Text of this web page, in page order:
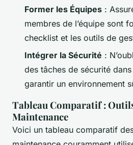
Former les Équipes :
membres de l’équipe sont
checklist et les outils de
Intégrer la Sécurité :
des tâches de sécurité
garantir un environnement
Tableau Comparatif :
Maintenance
Voici un tableau comparatif